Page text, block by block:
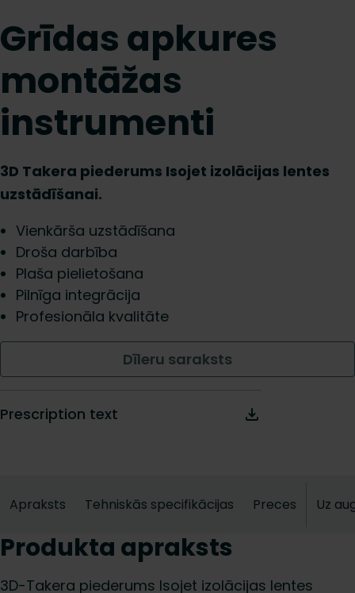
Grīdas apkures
montāžas
instrumenti
3D Takera piederums Isojet izolācijas lentes
uzstādīšanai.
Vienkārša uzstādīšana
Droša darbība
Plaša pielietošana
Pilnīga integrācija
Profesionāla kvalitāte
Dīleru saraksts
Prescription text
Apraksts Tehniskās specifikācijas Preces Uz
Produkta apraksts
3D-Takera piederums Isojet izolācijas lentes